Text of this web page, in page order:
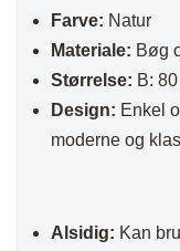
Farve: Natur
Materiale: Bøg
Størrelse: B:
Design: Enkel
moderne og
Alsidig: Kan